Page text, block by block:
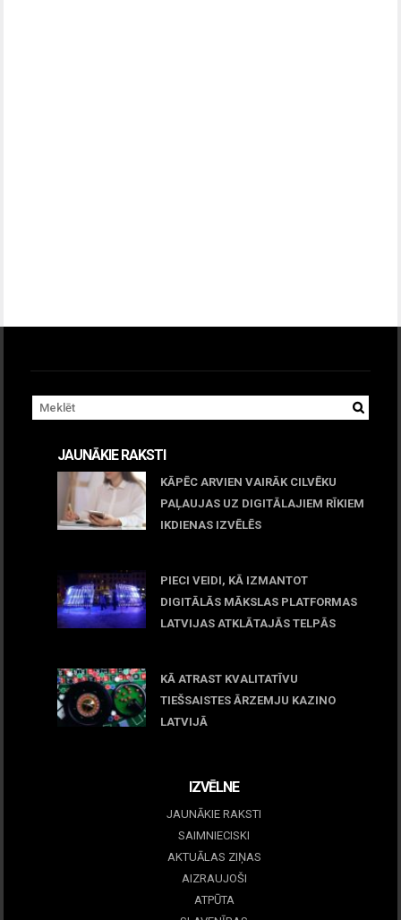
JAUNĀKIE RAKSTI
KĀPĒC ARVIEN VAIRĀK CILVĒKU
PAĻAUJAS UZ DIGITĀLAJIEM RĪKIEM
IKDIENAS IZVĒLĒS
PIECI VEIDI, KĀ IZMANTOT
DIGITĀLĀS MĀKSLAS PLATFORMAS
LATVIJAS ATKLĀTAJĀS TELPĀS
KĀ ATRAST KVALITATĪVU
TIEŠSAISTES ĀRZEMJU KAZINO
LATVIJĀ
IZVĒLNE
JAUNĀKIE RAKSTI
SAIMNIECISKI
AKTUĀLAS ZIŅAS
AIZRAUJOŠI
ATPŪTA